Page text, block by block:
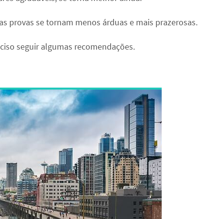
provas se tornam menos árduas e mais prazerosas.
seguir algumas recomendações.